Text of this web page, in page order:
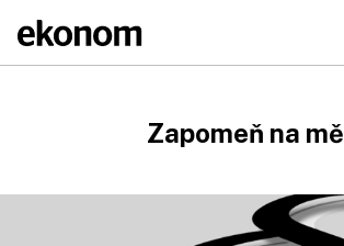
Zapomeň na mě